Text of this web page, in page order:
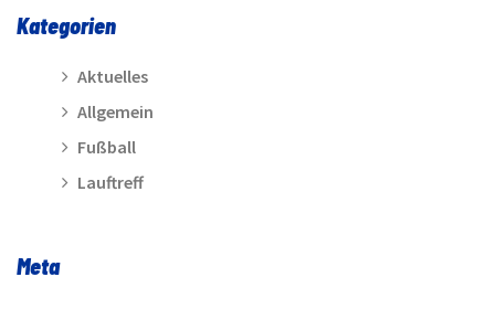
Kategorien
Aktuelles
Allgemein
Fußball
Lauftreff
Meta